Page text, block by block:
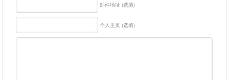
邮件地址 (选填)
个人主页 (选填)